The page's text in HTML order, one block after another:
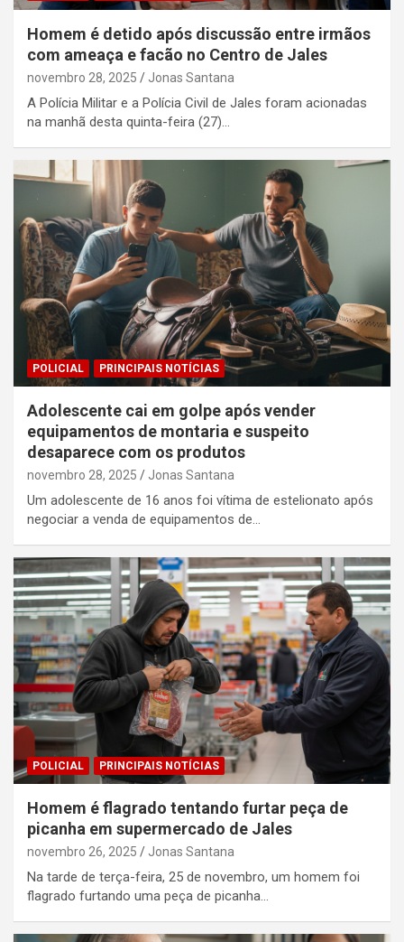
Homem é detido após discussão entre irmãos
com ameaça e facão no Centro de Jales
novembro 28, 2025 Jonas Santana
A Polícia Militar e a Polícia Civil de Jales foram acionadas
na manhã desta quinta-feira (27)…
POLICIAL PRINCIPAIS NOTÍCIAS
Adolescente cai em golpe após vender
equipamentos de montaria e suspeito
desaparece com os produtos
novembro 28, 2025 Jonas Santana
Um adolescente de 16 anos foi vítima de estelionato após
negociar a venda de equipamentos de…
POLICIAL PRINCIPAIS NOTÍCIAS
Homem é flagrado tentando furtar peça de
picanha em supermercado de Jales
novembro 26, 2025 Jonas Santana
Na tarde de terça-feira, 25 de novembro, um homem foi
flagrado furtando uma peça de picanha…